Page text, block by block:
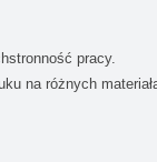
pracy.
na różnych